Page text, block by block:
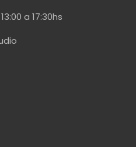
a 17:30hs